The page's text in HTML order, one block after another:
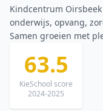
Kindcentrum
onderwijs, opvang,
Samen groeien met
63.5
KieSchool score
2024-2025